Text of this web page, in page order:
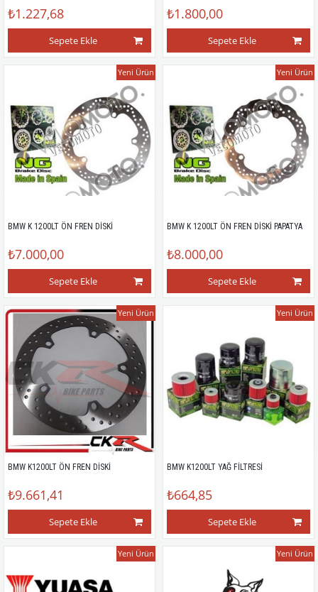
₺1.227,68
Sepete Ekle
₺1.800,00
Sepete Ekle
BMW K 1200LT ÖN FREN DİSKİ
₺7.000,00
Sepete Ekle
Yeni Ürün
BMW K 1200LT ÖN FREN DİSKİ PAPATYA
₺8.000,00
Sepete Ekle
Yeni Ürün
BMW K1200LT ÖN FREN DİSKİ
₺9.661,41
Sepete Ekle
Yeni Ürün
BMW K1200LT YAĞ FİLTRESİ
₺664,85
Sepete Ekle
Yeni Ürün
Yeni Ürün Yeni Ürün